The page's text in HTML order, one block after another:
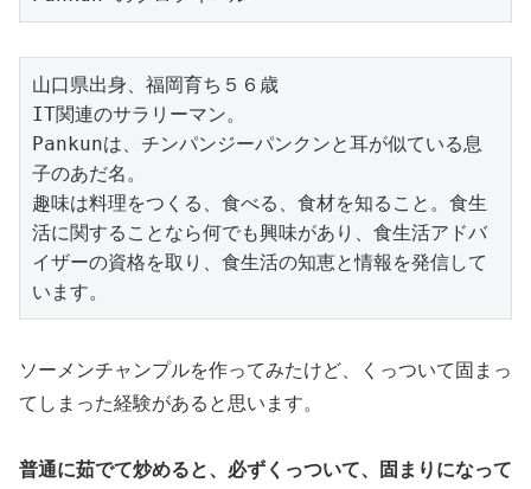
山口県出身、福岡育ち５６歳
IT関連のサラリーマン。
Pankunは、チンパンジーパンクンと耳が似ている息
子のあだ名。
趣味は料理をつくる、食べる、食材を知ること。食生
活に関することなら何でも興味があり、食生活アドバ
イザーの資格を取り、食生活の知恵と情報を発信して
ソーメンチャンプルを作ってみたけど、くっついて固まっ
てしまった経験があると思います。
普通に茹でて炒めると、必ずくっついて、固まりになって